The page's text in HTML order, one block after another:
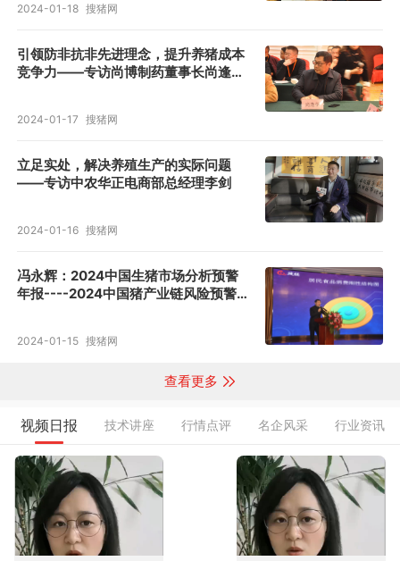
2024-01-18 搜猪网
引领防非抗非先进理念，提升养猪成本
竞争力——专访尚博制药董事长尚逢学
2024-01-17 搜猪网
立足实处，解决养殖生产的实际问题
——专访中农华正电商部总经理李剑
2024-01-16 搜猪网
冯永辉：2024中国生猪市场分析预警
年报----2024中国猪产业链风险预警年
2024-01-15 搜猪网
查看更多
视频日报 技术讲座 行情点评 名企风采 行业资讯